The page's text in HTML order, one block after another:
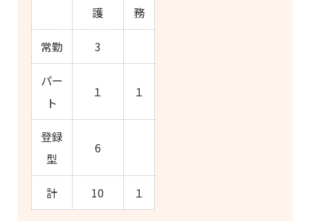
護
務
常勤 3
パー
ト
１ １
登録
型
6
計 10 １